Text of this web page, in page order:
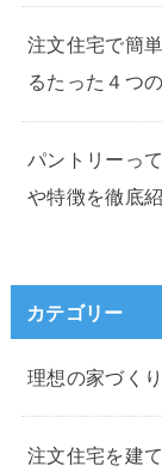
注文住宅で簡
るたった４つ
パントリーっ
や特徴を徹底
カテゴリー
理想の家づく
注文住宅を建